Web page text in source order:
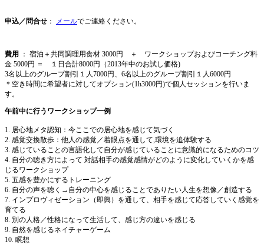
申込／問合せ ： メールでご連絡ください。
費用
： 宿泊＋共同調理用食材 3000円 ＋ ワークショップおよびコーチング料
金 5000円 ＝ １日合計8000円（2013年中のお試し価格)
3名以上のグループ割引１人7000円、6名以上のグループ割引１人6000円
＊空き時間に希望者に対してオプション(1h3000円)で個人セッションを行いま
す。
午前中に行うワークショップ一例
1. 居心地メタ認知：今ここでの居心地を感じて気づく
2. 感覚交換散歩：他人の感覚／着眼点を通して,環境を追体験する
3. 感じていることの言語化して自分が感じていることに意識的になるためのコツ
4. 自分の聴き方によって 対話相手の感覚感情がどのように変化していくかを感
じるワークショップ
5. 五感を豊かにするトレーニング
6. 自分の声を聴く→自分の中心を感じることでありたい人生を想像／創造する
7. インプロヴィゼーション（即興）を通して、相手を感じて応答していく感覚を
育てる
8. 別の人格／性格になって生活して、感じ方の違いを感じる
9. 自然を感じるネイチャーゲーム
10. 瞑想